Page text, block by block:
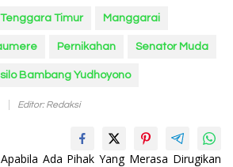
Timur Manggarai
Pernikahan Senator Muda
Bambang Yudhoyono
Editor: Redaksi
Apabila Ada Pihak Yang Merasa Dirugikan